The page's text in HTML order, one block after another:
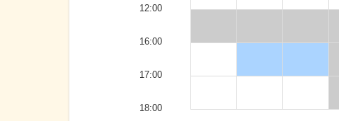
12:00
16:00
17:00
18:00